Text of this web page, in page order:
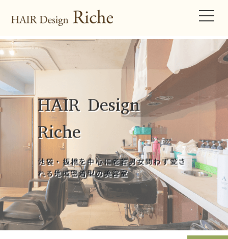
HAIR Design
Riche
池袋・板橋を中心に老若男女問わず愛さ
れる地域密着型の美容室